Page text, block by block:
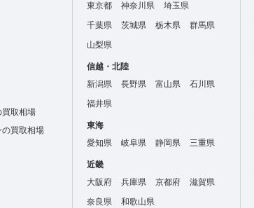
買取相場
の買取相場
東京都
神奈川県
埼玉県
千葉県
茨城県 栃木県
群馬県
山梨県
信越・北陸
新潟県
長野県 富山県
石川県
福井県
東海
愛知県
岐阜県 静岡県 三重県
近畿
大阪府
兵庫県 京都府
滋賀県
奈良県
和歌山県